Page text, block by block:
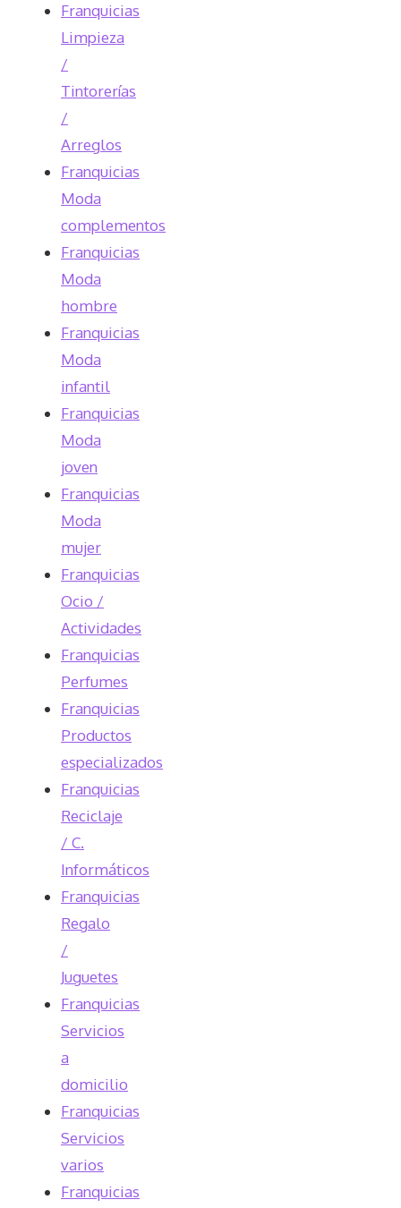
Franquicias
Limpieza
/
Tintorerías
/
Arreglos
Franquicias
Moda
complementos
Franquicias
Moda
hombre
Franquicias
Moda
infantil
Franquicias
Moda
joven
Franquicias
Moda
mujer
Franquicias
Ocio /
Actividades
Franquicias
Perfumes
Franquicias
Productos
especializados
Franquicias
Reciclaje
/ C.
Informáticos
Franquicias
Regalo
/
Juguetes
Franquicias
Servicios
a
domicilio
Franquicias
Servicios
varios
Franquicias